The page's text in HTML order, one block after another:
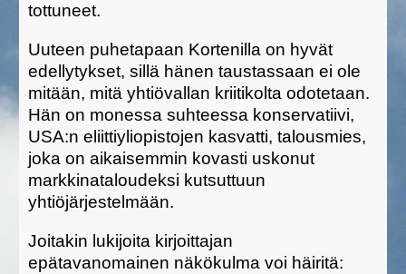
tottuneet.
Uuteen puhetapaan Kortenilla on hyvät
edellytykset, sillä hänen taustassaan ei ole
mitään, mitä yhtiövallan kriitikolta odotetaan.
Hän on monessa suhteessa konservatiivi,
USA:n eliittiyliopistojen kasvatti, talousmies,
joka on aikaisemmin kovasti uskonut
markkinataloudeksi kutsuttuun
yhtiöjärjestelmään.
Joitakin lukijoita kirjoittajan
epätavanomainen näkökulma voi häiritä: